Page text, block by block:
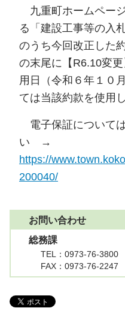
九重町ホームペー
る「建設工事等の入
のうち今回改正した
の末尾に【R6.10変
用日（令和６年１０
ては当該約款を使用
電子保証について
い →
https://
200040/
お問い合わせ
総務課
TEL
：0973-76-3800
FAX ：0973-76-2247